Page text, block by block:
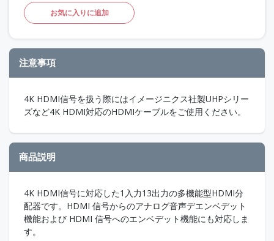
お気に入りに追加
注意事項
4K HDMI信号を扱う際にはイメージニクス社製UHPシリー
ズなど4K HDMI対応のHDMIケーブルをご使用ください。
商品説明
4K HDMI信号に対応した1入力13出力の多機能型HDMI分
配器です。HDMI 信号からのアナログ音声デエンベデット
機能および HDMI 信号へのエンベデット機能にも対応しま
す。